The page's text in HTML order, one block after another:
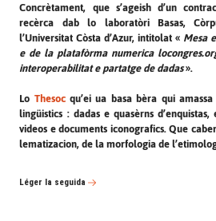
Concrètament, que s’ageish d’un
recèrca dab lo laboratòri Basas,
l’Universitat Còsta d’Azur, intitolat « Mesa
e de la platafòrma numerica
interoperabilitat e partatge de dadas».
Lo Thesocqu’ei ua basa bèra qui
lingüistics : dadas e quasèrns
videos e documents iconografics. Que
lematizacion, de la morfologia de
Léger la seguida